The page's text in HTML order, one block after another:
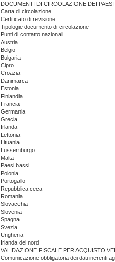
DOCUMENTI DI CIRCOLAZIONE DEI PAESI
Carta di circolazione
Certificato di revisione
Tipologie documento di circolazione
Punti di contatto nazionali
Austria
Belgio
Bulgaria
Cipro
Croazia
Danimarca
Estonia
Finlandia
Francia
Germania
Grecia
Irlanda
Lettonia
Lituania
Lussemburgo
Malta
Paesi bassi
Polonia
Portogallo
Repubblica ceca
Romania
Slovacchia
Slovenia
Spagna
Svezia
Ungheria
Irlanda del nord
VALIDAZIONE FISCALE PER ACQUISTO
Comunicazione obbligatoria dei dati inerenti